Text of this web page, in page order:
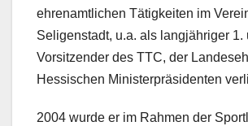
ehrenamtlichen Tätigkeiten im
Seligenstadt, u.a. als langjähriger 1.
Vorsitzender des TTC, der
Hessischen Ministerpräsidenten
2004 wurde er im Rahmen der